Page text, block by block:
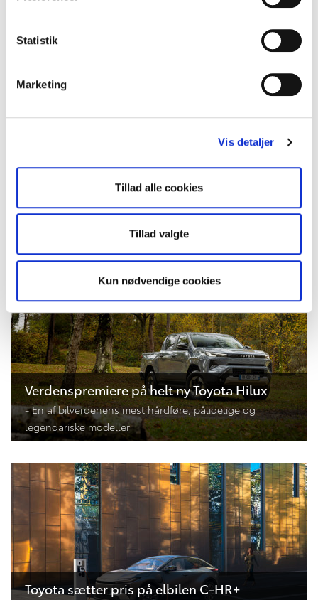
Statistik
Marketing
Vis detaljer
Tillad alle cookies
Tillad valgte
Kun nødvendige cookies
Danmarkspremiere på elbilen Toyota C-HR+
- Toyota er klar til at lancere sin tredje dedikerede elbil
Elbilen Toyota bZ4X Touring indtager
- Priserne er landet på den helt nye bZ4X Touring, der
Verdenspremiere på helt ny Toyota Hilux
- En af bilverdenens mest hårdføre, pålidelige og
legendariske modeller
Toyota sætter pris på elbilen C-HR+